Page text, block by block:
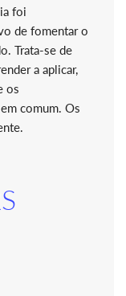
foi
de fomentar o
Trata-se de
a aplicar,
os
comum. Os